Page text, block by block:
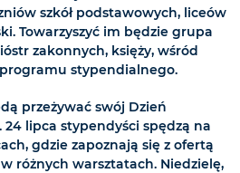
szkół podstawowych, liceów
Towarzyszyć im będzie grupa
zakonnych, księży, wśród
stypendialnego.
przeżywać swój Dzień
lipca stypendyści spędzą na
gdzie zapoznają się z ofertą
różnych warsztatach. Niedzielę,